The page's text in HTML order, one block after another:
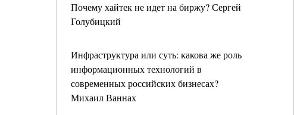
Почему хайтек не идет на биржу? Сергей
Голубицкий
Инфраструктура или суть: какова же роль
информационных технологий в
современных российских бизнесах?
Михаил Ваннах